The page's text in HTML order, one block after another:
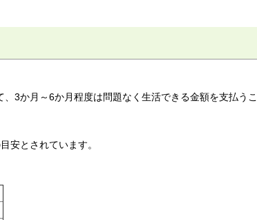
3か月～6か月程度は問題なく生活できる金額を支払うこ
安とされています。